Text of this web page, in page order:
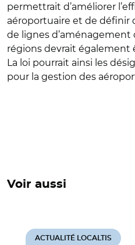
permettrait d’améliorer
aéroportuaire et de définir
de lignes d’aménagement
régions devrait également
La loi pourrait ainsi les
pour la gestion des
Voir aussi
ACTUALITÉ LOCALTIS